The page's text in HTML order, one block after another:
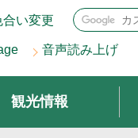
い変更
音声読み上げ
観光情報